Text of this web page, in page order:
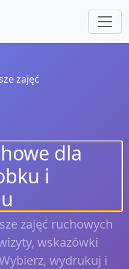
zajęć
dla
i
zajęć ruchowych
wskazówki
wydrukuj i